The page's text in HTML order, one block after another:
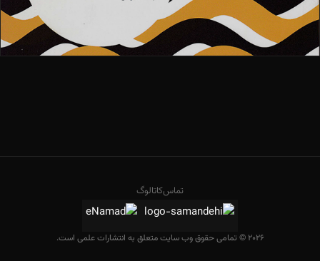
تماسکاتالوگ
2026 © تمامی حقوق وب سایت متعلق به انتشارات علمی است.